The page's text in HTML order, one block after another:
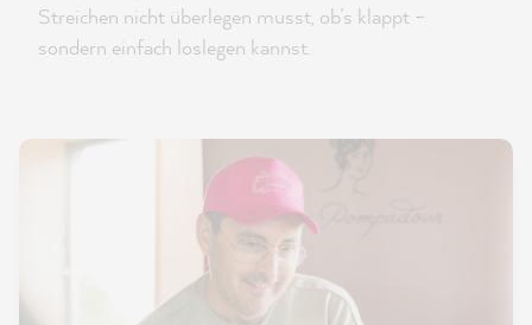
Streichen nicht überlegen musst, ob’s klappt –
sondern einfach loslegen kannst.